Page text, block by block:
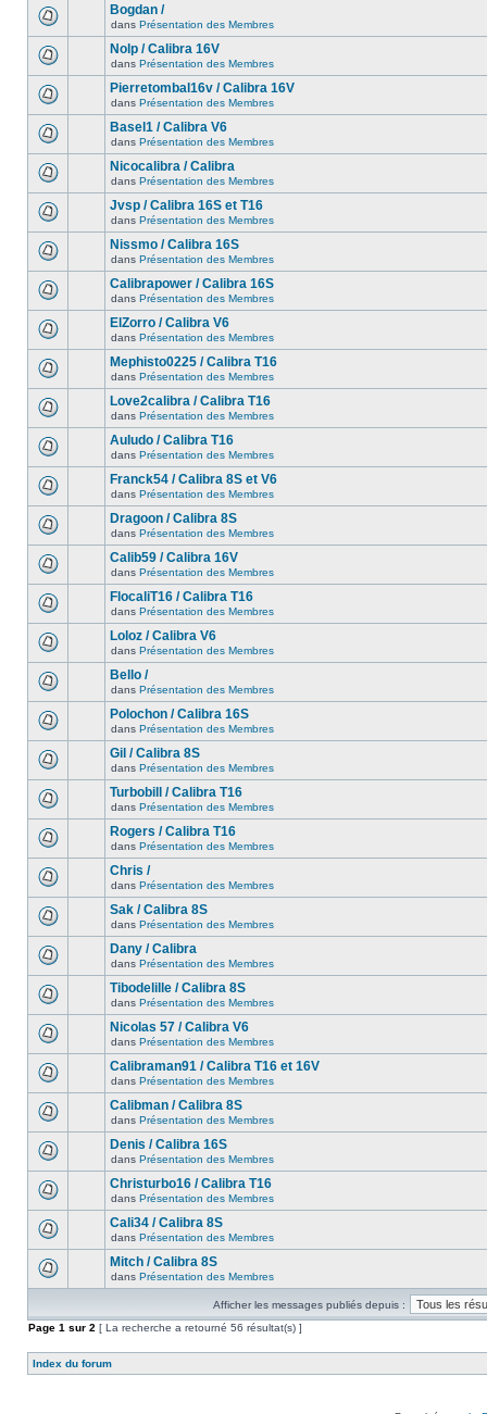
Bogdan /
dans Présentation des Membres
Nolp / Calibra 16V
dans Présentation des Membres
Pierretombal16v / Calibra 16V
dans Présentation des Membres
Basel1 / Calibra V6
dans Présentation des Membres
Nicocalibra / Calibra
dans Présentation des Membres
Jvsp / Calibra 16S et T16
dans Présentation des Membres
Nissmo / Calibra 16S
dans Présentation des Membres
Calibrapower / Calibra 16S
dans Présentation des Membres
ElZorro / Calibra V6
dans Présentation des Membres
Mephisto0225 / Calibra T16
dans Présentation des Membres
Love2calibra / Calibra T16
dans Présentation des Membres
Auludo / Calibra T16
dans Présentation des Membres
Franck54 / Calibra 8S et V6
dans Présentation des Membres
Dragoon / Calibra 8S
dans Présentation des Membres
Calib59 / Calibra 16V
dans Présentation des Membres
FlocaliT16 / Calibra T16
dans Présentation des Membres
Loloz / Calibra V6
dans Présentation des Membres
Bello /
dans Présentation des Membres
Polochon / Calibra 16S
dans Présentation des Membres
Gil / Calibra 8S
dans Présentation des Membres
Turbobill / Calibra T16
dans Présentation des Membres
Rogers / Calibra T16
dans Présentation des Membres
Chris /
dans Présentation des Membres
Sak / Calibra 8S
dans Présentation des Membres
Dany / Calibra
dans Présentation des Membres
Tibodelille / Calibra 8S
dans Présentation des Membres
Nicolas 57 / Calibra V6
dans Présentation des Membres
Calibraman91 / Calibra T16 et 16V
dans Présentation des Membres
Calibman / Calibra 8S
dans Présentation des Membres
Denis / Calibra 16S
dans Présentation des Membres
Christurbo16 / Calibra T16
dans Présentation des Membres
Cali34 / Calibra 8S
dans Présentation des Membres
Mitch / Calibra 8S
dans Présentation des Membres
Afficher les messages publiés depuis :
Page 1 sur 2 [ La recherche a retourné 56 résultat(s) ]
Index du forum